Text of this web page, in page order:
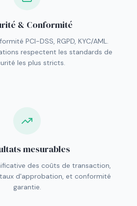
& Conformité
PCI-DSS, RGPD, KYC/AML.
respectent les standards de
les plus stricts.
mesurables
des coûts de transaction,
d'approbation, et conformité
garantie.